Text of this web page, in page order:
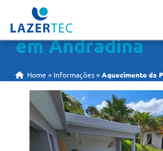
Aquecimento da
em Andradina
Home » Informações »Aquecimento da